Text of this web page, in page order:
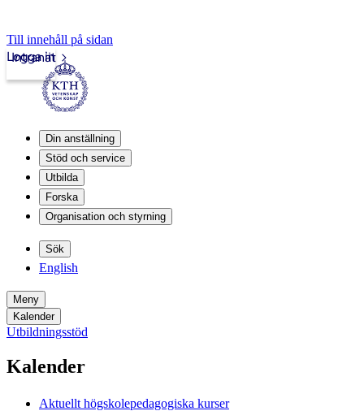
Till innehåll på sidan
Intranät
Logga in
Din anställning
Stöd och service
Utbilda
Forska
Organisation och styrning
Sök
English
Meny
Kalender
Utbildningsstöd
Kalender
Aktuellt högskolepedagogiska kurser